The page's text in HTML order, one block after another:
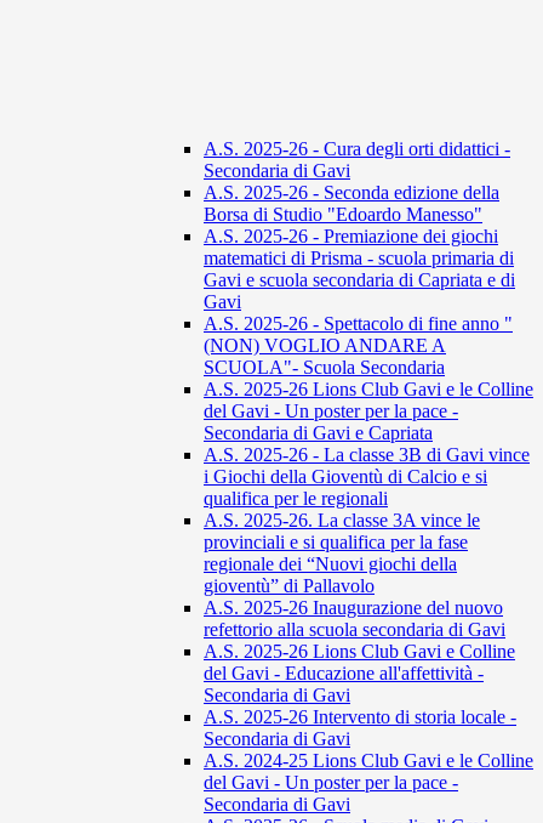
A.S. 2025-26 - Cura degli orti didattici -
Secondaria di Gavi
A.S. 2025-26 - Seconda edizione della
Borsa di Studio "Edoardo Manesso"
A.S. 2025-26 - Premiazione dei giochi
matematici di Prisma - scuola primaria di
Gavi e scuola secondaria di Capriata e di
Gavi
A.S. 2025-26 - Spettacolo di fine anno "
(NON) VOGLIO ANDARE A
SCUOLA"- Scuola Secondaria
A.S. 2025-26 Lions Club Gavi e le Colline
del Gavi - Un poster per la pace -
Secondaria di Gavi e Capriata
A.S. 2025-26 - La classe 3B di Gavi vince
i Giochi della Gioventù di Calcio e si
qualifica per le regionali
A.S. 2025-26. La classe 3A vince le
provinciali e si qualifica per la fase
regionale dei “Nuovi giochi della
gioventù” di Pallavolo
A.S. 2025-26 Inaugurazione del nuovo
refettorio alla scuola secondaria di Gavi
A.S. 2025-26 Lions Club Gavi e Colline
del Gavi - Educazione all'affettività -
Secondaria di Gavi
A.S. 2025-26 Intervento di storia locale -
Secondaria di Gavi
A.S. 2024-25 Lions Club Gavi e le Colline
del Gavi - Un poster per la pace -
Secondaria di Gavi